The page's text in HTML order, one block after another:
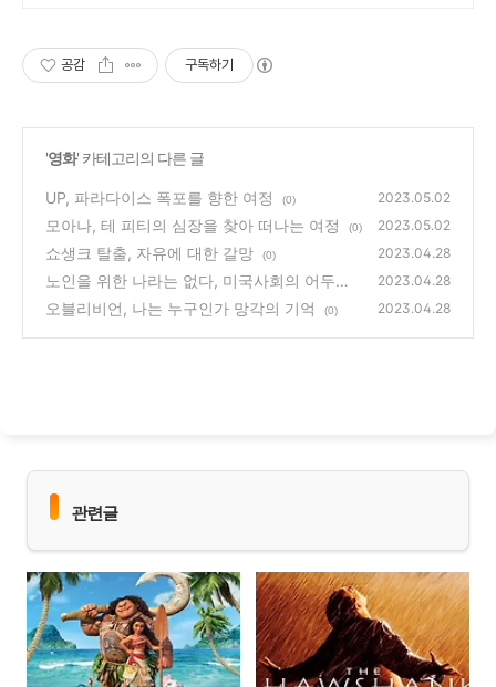
공감 구독하기
'영화' 카테고리의 다른 글
UP, 파라다이스 폭포를 향한 여정 (0) 2023.05.02
모아나, 테 피티의 심장을 찾아 떠나는 여정 (0) 2023.05.02
쇼생크 탈출, 자유에 대한 갈망 (0) 2023.04.28
노인을 위한 나라는 없다, 미국사회의 어두운
면
(0)
2023.04.28
오블리비언, 나는 누구인가 망각의 기억 (0) 2023.04.28
관련글